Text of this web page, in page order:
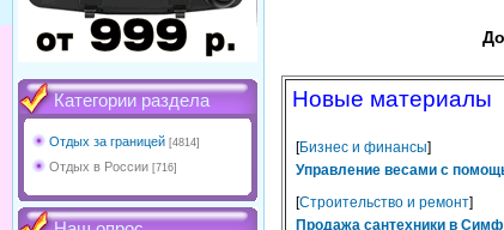
Категории раздела
Отдых за границей [4814]
Отдых в России [716]
Новые материалы
[Бизнес и финансы]
Управление весами с
[Строительство и ремонт]
Продажа сантехники в